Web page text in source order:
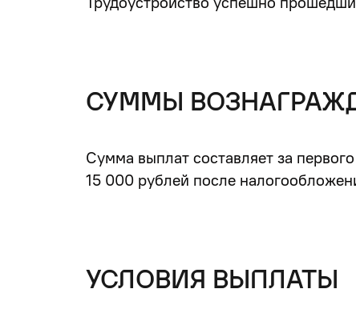
СУММЫ
Сумма выплат составляет за
15 000 рублей после
УСЛОВИЯ ВЫПЛАТЫ